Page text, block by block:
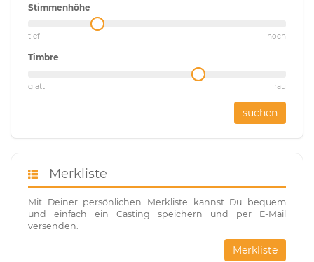
Stimmenhöhe
tief hoch
Timbre
glatt rau
suchen
Merkliste
Mit Deiner persönlichen Merkliste kannst Du bequem
und einfach ein Casting speichern und per E-Mail
versenden.
Merkliste